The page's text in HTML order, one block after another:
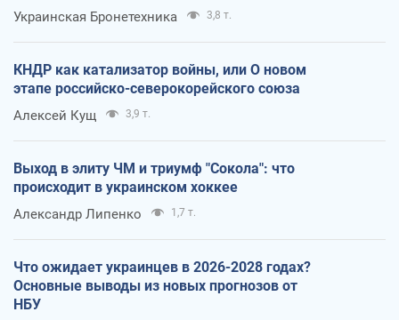
Украинская Бронетехника 3,8 т.
КНДР как катализатор войны, или О новом
этапе российско-северокорейского союза
Алексей Кущ 3,9 т.
Выход в элиту ЧМ и триумф "Сокола": что
происходит в украинском хоккее
Александр Липенко 1,7 т.
Что ожидает украинцев в 2026-2028 годах?
Основные выводы из новых прогнозов от
НБУ